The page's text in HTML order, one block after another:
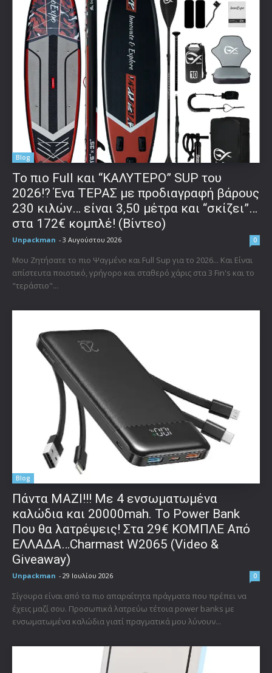
Blog
To πιο Full και “ΚΑΛΥΤΕΡΟ” SUP του
2026!? Ένα ΤΕΡΑΣ με προδιαγραφή βάρους
230 κιλών… είναι 3,50 μέτρα και “σκίζει”…
στα 172€ κομπλέ! (Βίντεο)
Unpackman - 3 Αυγούστου 2026 0
Μου Ζητήσατε το πιο Ψαγμένο και Full Sup για το 2026... Και Είναι
απίστευτα ποιοτικό, γρήγορο και σταθερό χάρις στα 3 Fin's και το
"τεράστιο"...
Blog
Πάντα ΜΑΖΙ!!! Με 4 ενσωματωμένα
καλώδια και 20000mah. Το Power Bank
Που θα λατρέψεις! Στα 29€ ΚΟΜΠΛΕ Από
ΕΛΛΑΔΑ…Charmast W2065 (Video &
Giveaway)
Unpackman - 29 Ιουλίου 2026 0
Σίγουρα είναι από τα πιο απαραίτητα πράγματα που πρέπει να
έχεις μαζί σου. Προσωπικά λατρεύω τέτοια power banks με
ενσωματωμένα καλώδια γιατί πραγματικά μου λύνουν...